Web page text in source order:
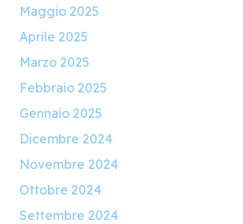
Maggio 2025
Aprile 2025
Marzo 2025
Febbraio 2025
Gennaio 2025
Dicembre 2024
Novembre 2024
Ottobre 2024
Settembre 2024